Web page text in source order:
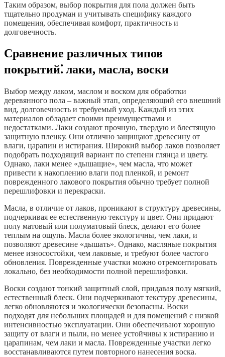
Таким образом, выбор покрытия для пола должен быть
тщательно продуман и учитывать специфику каждого
помещения, обеспечивая комфорт, практичность и
долговечность.
Сравнение различных типов
покрытий⁚ лаки, масла, воски
Выбор между лаком, маслом и воском для обработки
деревянного пола – важный этап, определяющий его внешний
вид, долговечность и требуемый уход. Каждый из этих
материалов обладает своими преимуществами и
недостатками. Лаки создают прочную, твердую и блестящую
защитную пленку. Они отлично защищают древесину от
влаги, царапин и истирания. Широкий выбор лаков позволяет
подобрать подходящий вариант по степени глянца и цвету.
Однако, лаки менее «дышащие», чем масла, что может
привести к накоплению влаги под пленкой, и ремонт
поврежденного лакового покрытия обычно требует полной
перешлифовки и перекраски.
Масла, в отличие от лаков, проникают в структуру древесины,
подчеркивая ее естественную текстуру и цвет. Они придают
полу матовый или полуматовый блеск, делают его более
теплым на ощупь. Масла более экологичны, чем лаки, и
позволяют древесине «дышать». Однако, масляные покрытия
менее износостойки, чем лаковые, и требуют более частого
обновления. Поврежденные участки можно отремонтировать
локально, без необходимости полной перешлифовки.
Воски создают тонкий защитный слой, придавая полу мягкий,
естественный блеск. Они подчеркивают текстуру древесины,
легко обновляются и экологически безопасны. Воски
подходят для небольших площадей и для помещений с низкой
интенсивностью эксплуатации. Они обеспечивают хорошую
защиту от влаги и пыли, но менее устойчивы к истиранию и
царапинам, чем лаки и масла. Поврежденные участки легко
восстанавливаются путем повторного нанесения воска.